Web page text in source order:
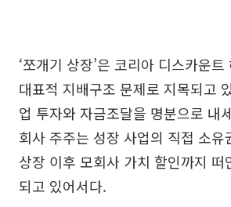
‘쪼개기 상장’은 코리아 디스카운
대표적 지배구조 문제로 지목되고
업 투자와 자금조달을 명분으로 내
회사 주주는 성장 사업의 직접 소유
상장 이후 모회사 가치 할인까지 떠
되고 있어서다.